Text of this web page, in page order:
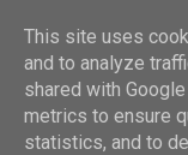
This site uses
and to analyze
shared with
metrics to ensure
statistics, and to